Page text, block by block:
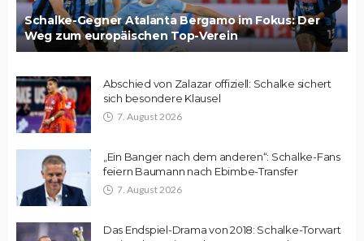
Schalke-Gegner Atalanta Bergamo im Fokus: Der
Weg zum europäischen Top-Verein
Abschied von Zalazar offiziell: Schalke sichert
sich besondere Klausel
7. August 2026
„Ein Banger nach dem anderen“: Schalke-Fans
feiern Baumann nach Ebimbe-Transfer
7. August 2026
Das Endspiel-Drama von 2018: Schalke-Torwart